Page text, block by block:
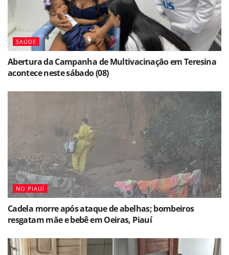
SAÚDE
Abertura da Campanha de Multivacinação em Teresina
acontece neste sábado (08)
NO PIAUÍ
Cadela morre após ataque de abelhas; bombeiros
resgatam mãe e bebê em Oeiras, Piauí